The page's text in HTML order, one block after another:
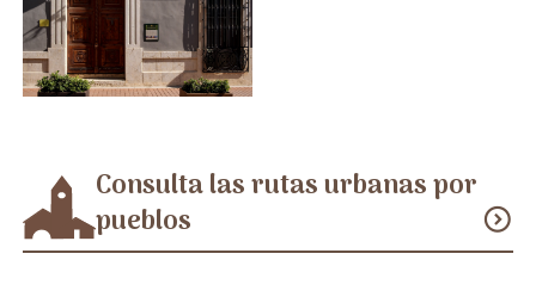
Consulta las rutas urbanas por
pueblos
expand_circle_down